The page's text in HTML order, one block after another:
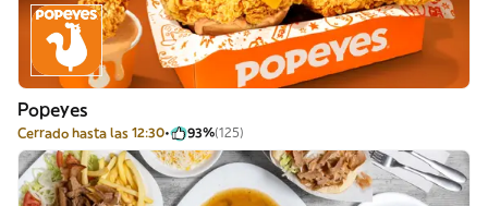
Popeyes
Cerrado hasta las 12:30 93%(125)